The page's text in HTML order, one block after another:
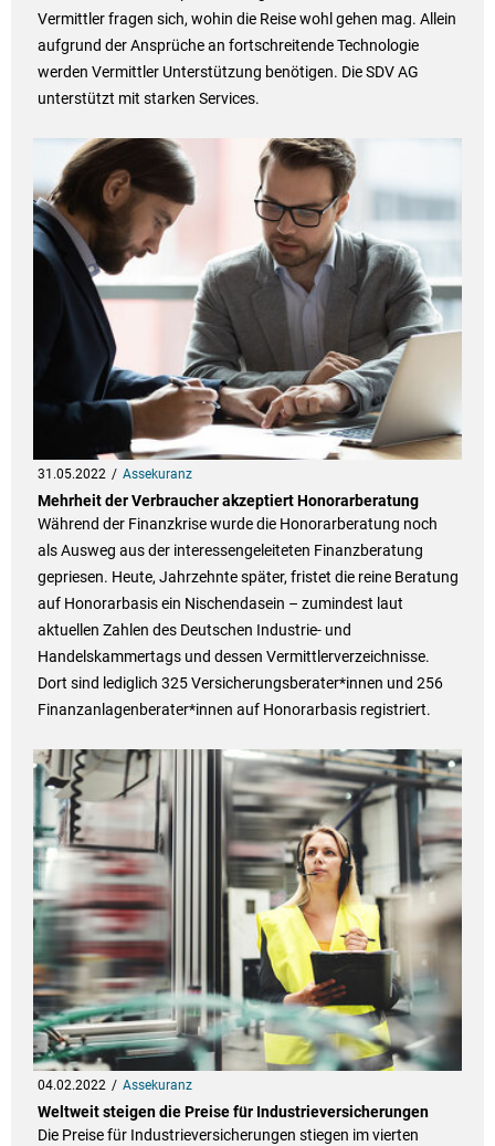
Vermittler fragen sich, wohin die Reise wohl gehen mag. Allein
aufgrund der Ansprüche an fortschreitende Technologie
werden Vermittler Unterstützung benötigen. Die SDV AG
unterstützt mit starken Services.
31.05.2022 Assekuranz
Mehrheit der Verbraucher akzeptiert Honorarberatung
Während der Finanzkrise wurde die Honorarberatung noch
als Ausweg aus der interessengeleiteten Finanzberatung
gepriesen. Heute, Jahrzehnte später, fristet die reine Beratung
auf Honorarbasis ein Nischendasein – zumindest laut
aktuellen Zahlen des Deutschen Industrie- und
Handelskammertags und dessen Vermittlerverzeichnisse.
Dort sind lediglich 325 Versicherungsberater*innen und 256
Finanzanlagenberater*innen auf Honorarbasis registriert.
04.02.2022 Assekuranz
Weltweit steigen die Preise für Industrieversicherungen
Die Preise für Industrieversicherungen stiegen im vierten